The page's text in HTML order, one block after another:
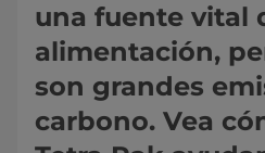
una fuente vital
alimentación,
son grandes
carbono. Vea